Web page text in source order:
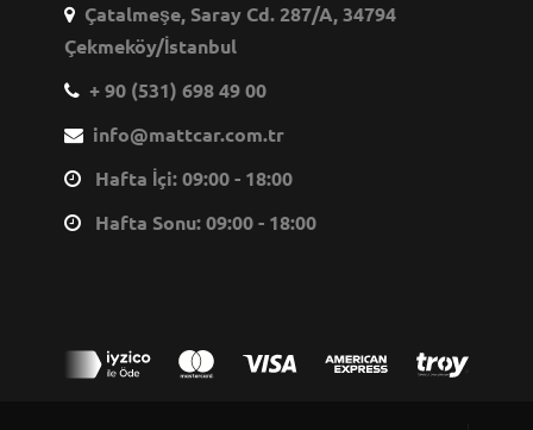
Çatalmeşe, Saray Cd. 287/A, 34794
Çekmeköy/İstanbul
+ 90 (531) 698 49 00
info@mattcar.com.tr
Hafta İçi: 09:00 - 18:00
Hafta Sonu: 09:00 - 18:00